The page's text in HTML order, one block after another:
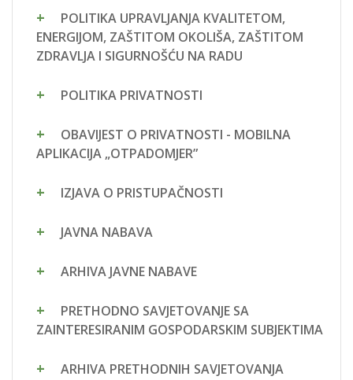
POLITIKA UPRAVLJANJA KVALITETOM,
ENERGIJOM, ZAŠTITOM OKOLIŠA, ZAŠTITOM
ZDRAVLJA I SIGURNOŠĆU NA RADU
POLITIKA PRIVATNOSTI
OBAVIJEST O PRIVATNOSTI - MOBILNA
APLIKACIJA „OTPADOMJER”
IZJAVA O PRISTUPAČNOSTI
JAVNA NABAVA
ARHIVA JAVNE NABAVE
PRETHODNO SAVJETOVANJE SA
ZAINTERESIRANIM GOSPODARSKIM SUBJEKTIMA
ARHIVA PRETHODNIH SAVJETOVANJA